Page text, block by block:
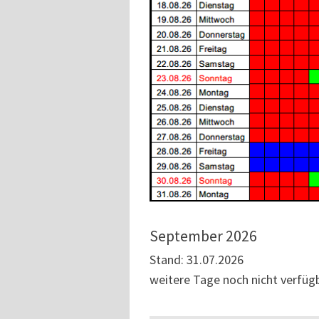
September 2026
Stand: 31.07.2026
weitere Tage noch nicht